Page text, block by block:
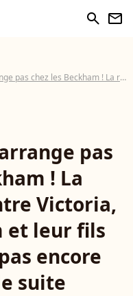
search newsletter
réconciliation entre Victoria, David Beckham et leur fils Brooklyn n'est pas encore pour tout de suite
pas
! La
Victoria,
et leur fils
encore
suite